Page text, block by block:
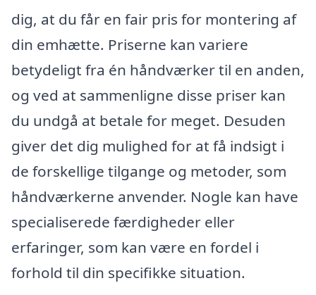
dig, at du får en fair pris for montering af
din emhætte. Priserne kan variere
betydeligt fra én håndværker til en anden,
og ved at sammenligne disse priser kan
du undgå at betale for meget. Desuden
giver det dig mulighed for at få indsigt i
de forskellige tilgange og metoder, som
håndværkerne anvender. Nogle kan have
specialiserede færdigheder eller
erfaringer, som kan være en fordel i
forhold til din specifikke situation.